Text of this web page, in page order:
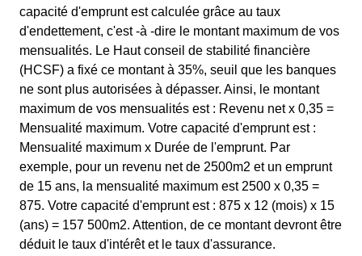
capacité d'emprunt est calculée grâce au taux
d'endettement, c'est -à -dire le montant maximum de vos
mensualités. Le Haut conseil de stabilité financière
(HCSF) a fixé ce montant à 35%, seuil que les banques
ne sont plus autorisées à dépasser. Ainsi, le montant
maximum de vos mensualités est : Revenu net x 0,35 =
Mensualité maximum. Votre capacité d'emprunt est :
Mensualité maximum x Durée de l'emprunt. Par
exemple, pour un revenu net de 2500m2 et un emprunt
de 15 ans, la mensualité maximum est 2500 x 0,35 =
875. Votre capacité d'emprunt est : 875 x 12 (mois) x 15
(ans) = 157 500m2. Attention, de ce montant devront être
déduit le taux d'intérêt et le taux d'assurance.